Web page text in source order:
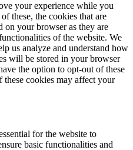
your experience while you
these, the cookies that are
on your browser as they are
of the website. We
us analyze and understand how
will be stored in your browser
the option to opt-out of these
cookies may affect your
for the website to
basic functionalities and